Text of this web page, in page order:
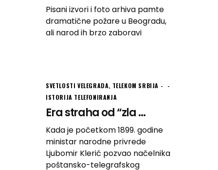
Pisani izvori i foto arhiva pamte
dramatične požare u Beogradu,
ali narod ih brzo zaboravi
SVETLOSTI VELEGRADA, TELEKOM SRBIJA -
ISTORIJA TELEFONIRANJA
Era straha od “zla ...
Kada je početkom 1899. godine
ministar narodne privrede
Ljubomir Klerić pozvao načelnika
poštansko-telegrafskog